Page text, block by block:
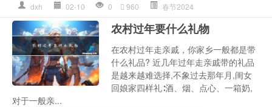
dxh 02-10 0 960 春节2024
农村过年要什么礼物
在农村过年走亲戚，你家乡一般都是带
什么礼品? 近几年过年走亲戚带的礼品
是越来越难选择,不象过去那年月,闺女
回娘家四样礼∶酒、烟、点心、一箱奶,
对于一般亲...